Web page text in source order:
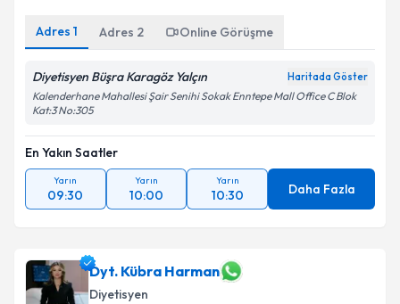
Adres 1 Adres 2 Online Görüşme
Diyetisyen Büşra Karagöz Yalçın Haritada Göster
Kalenderhane Mahallesi Şair Senihi Sokak Enntepe Mall Office C Blok
Kat:3 No:305
En Yakın Saatler
Yarın
09:30
Yarın
10:00
Yarın
10:30 Daha Fazla
Dyt. Kübra Harman
Diyetisyen